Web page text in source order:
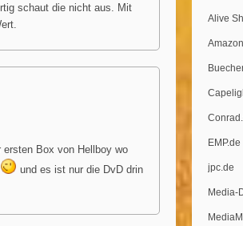
schaut die nicht aus. Mit
Box von Hellboy wo
und es ist nur die DvD drin
Alive
EMP.de
jpc.de
Media-